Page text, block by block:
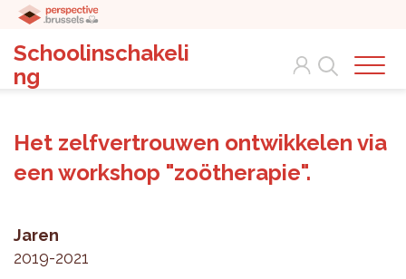
Schoolinschakeli
ng
Search
Het zelfvertrouwen ontwikkelen via
een workshop "zoötherapie".
Jaren
2019-2021